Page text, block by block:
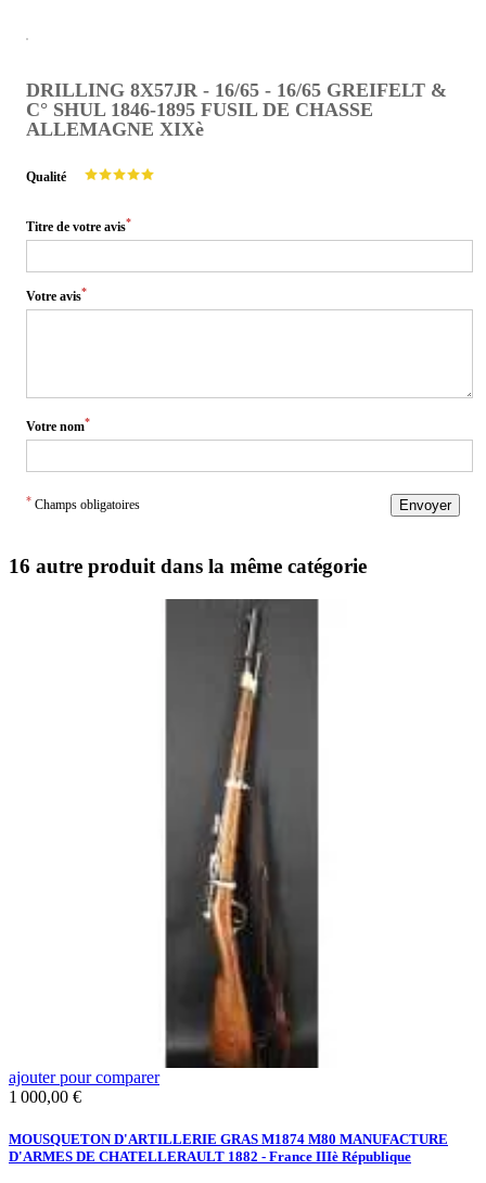
DRILLING 8X57JR - 16/65 - 16/65 GREIFELT &
C° SHUL 1846-1895 FUSIL DE CHASSE
ALLEMAGNE XIXè
Qualité
Titre de votre avis*
Votre avis*
Votre nom*
* Champs obligatoires Envoyer
16 autre produit dans la même catégorie
ajouter pour comparer
Prix
1 000,00 €
MOUSQUETON D'ARTILLERIE GRAS M1874 M80 MANUFACTURE
D'ARMES DE CHATELLERAULT 1882 - France IIIè République